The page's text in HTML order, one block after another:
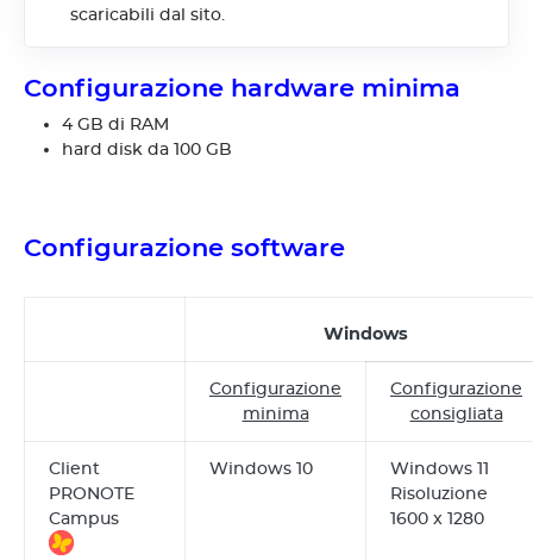
scaricabili dal sito.
Configurazione hardware minima
4 GB di RAM
hard disk da 100 GB
Configurazione software
Windows
Configurazione
minima
Configurazione
consigliata
Client
PRONOTE
Campus
Windows 10
Windows 11
Risoluzione
1600 x 1280